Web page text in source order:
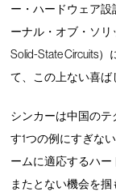
ー・ハードウェア設
ーナル・オブ・ソリ
Solid-State Circuits
て、この上ない喜ば
シンカーは中国の
す1つの例にすぎな
ームに適応するハ
またとない機会を